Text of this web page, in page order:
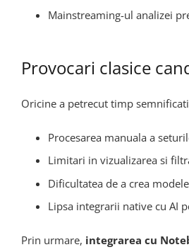
Mainstreaming-ul analizei
Provocari clasice
Oricine a petrecut timp
Procesarea manuala a
Limitari in vizualizarea si
Dificultatea de a crea
Lipsa integrarii native cu AI
Prin urmare, integrarea cu